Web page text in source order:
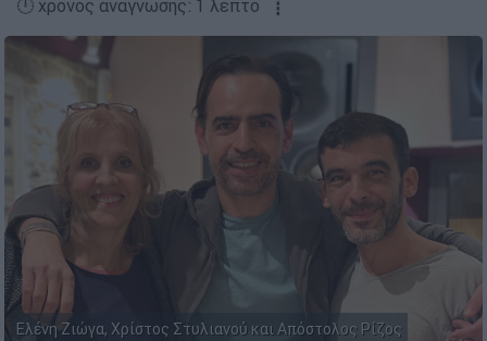
🕛 χρόνος ανάγνωσης: 1 λεπτό ┋
Ελένη Ζιώγα, Χρίστος Στυλιανού και Απόστολος Ρίζος